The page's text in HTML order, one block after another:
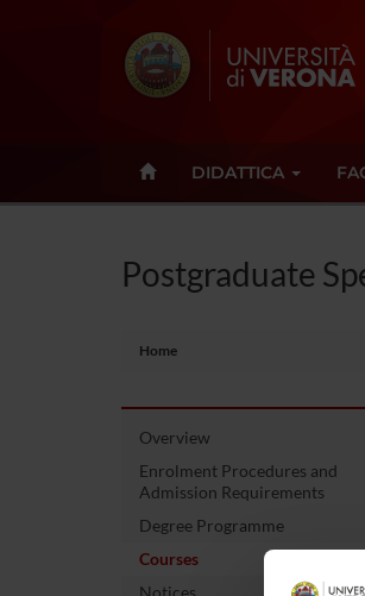
DIDATTICA
Postgraduate
Home
Overview
Enrolment Procedures and
Admission Requirements
Degree Programme
Courses
Notices